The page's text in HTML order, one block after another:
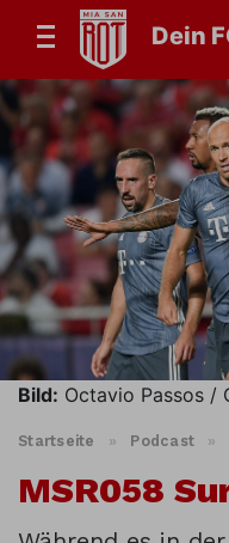
Dein
Bild: Octavio Passos /
Startseite » Podcast »
MSR058